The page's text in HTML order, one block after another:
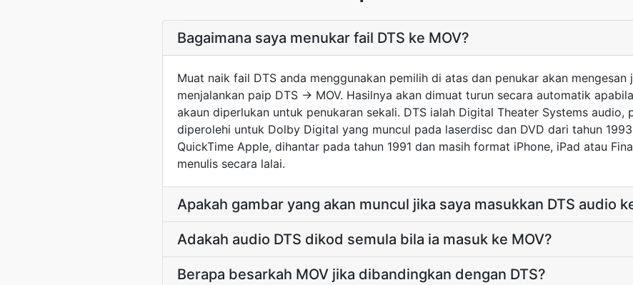
Bagaimana saya menukar fail DTS ke MOV?
Muat naik fail DTS anda menggunakan pemilih di atas dan penukar akan mengesan
menjalankan paip DTS → MOV. Hasilnya akan dimuat turun secara automatik
akaun diperlukan untuk penukaran sekali. DTS ialah Digital Theater Systems audio,
diperolehi untuk Dolby Digital yang muncul pada laserdisc dan DVD dari tahun
QuickTime Apple, dihantar pada tahun 1991 dan masih format iPhone, iPad atau
menulis secara lalai.
Apakah gambar yang akan muncul jika saya masukkan DTS audio
Adakah audio DTS dikod semula bila ia masuk ke MOV?
Berapa besarkah MOV jika dibandingkan dengan DTS?